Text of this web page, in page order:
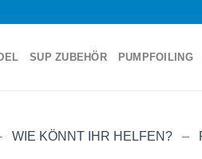
SUP ZUBEHÖR PUMPFOILING
WIE KÖNNT IHR HELFEN? –